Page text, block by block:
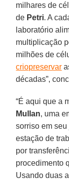
milhares de
de Petri. A
laboratório
multiplicação
milhões de
criopreservar
décadas”,
“É aqui que a
Mullan, uma
sorriso em
estação de
por
procedimento
Usando duas